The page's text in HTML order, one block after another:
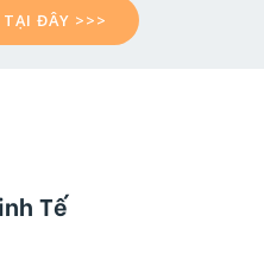
TẠI ĐÂY >>>
Tế